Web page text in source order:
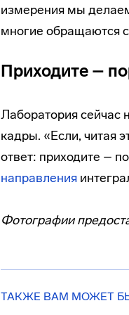
измерения мы
многие обращаются
Приходите –
Лаборатория сейчас
кадры. «Если, читая
ответ: приходите –
направления
Фотографии
ТАКЖЕ ВАМ МОЖЕТ